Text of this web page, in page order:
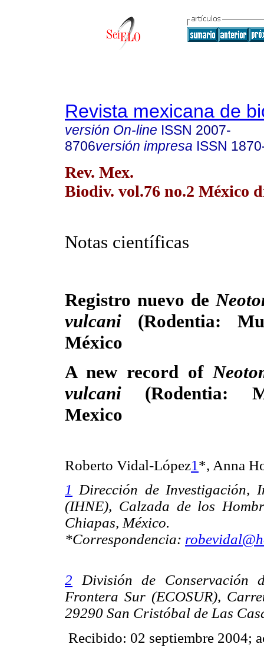
Revista mexicana de
versión On-line ISSN 2007-
8706versión impresa ISSN
Rev. Mex.
Biodiv. vol.76 no.2 México
Notas científicas
Registro nuevo de
vulcani (Rodentia:
México
A new record of
vulcani (Rodentia:
Mexico
Roberto Vidal-López1 *, Anna
1 Dirección de
(IHNE), Calzada de los
Chiapas, México.
*Correspondencia:
2 División de
Frontera Sur (ECOSUR),
29290 San Cristóbal de Las
Recibido: 02 septiembre 2004;